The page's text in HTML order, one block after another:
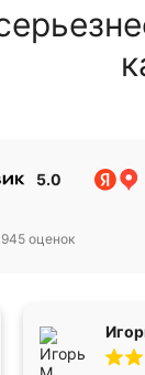
5.0
945 оценок